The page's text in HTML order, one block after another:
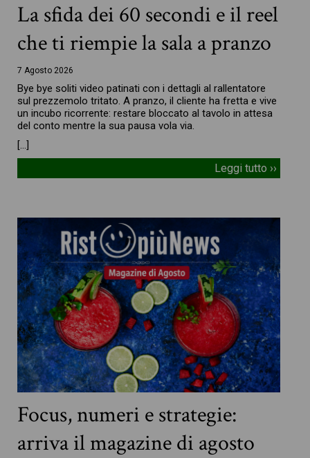
La sfida dei 60 secondi e il reel
che ti riempie la sala a pranzo
7 Agosto 2026
Bye bye soliti video patinati con i dettagli al rallentatore
sul prezzemolo tritato. A pranzo, il cliente ha fretta e vive
un incubo ricorrente: restare bloccato al tavolo in attesa
del conto mentre la sua pausa vola via.
[…]
Leggi tutto ››
Focus, numeri e strategie:
arriva il magazine di agosto